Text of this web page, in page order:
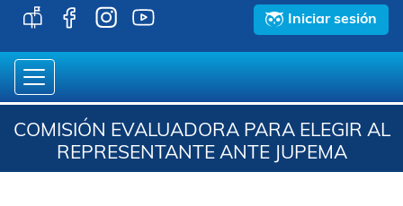
Iniciar sesión
COMISIÓN EVALUADORA PARA ELEGIR AL
REPRESENTANTE ANTE JUPEMA